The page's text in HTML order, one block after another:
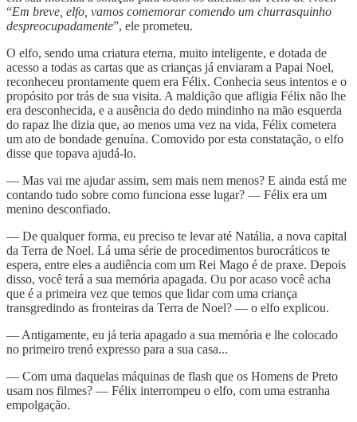
“Em breve, elfo, vamos comemorar comendo um churrasquinho
despreocupadamente”, ele prometeu.
O elfo, sendo uma criatura eterna, muito inteligente, e dotada de
acesso a todas as cartas que as crianças já enviaram a Papai Noel,
reconheceu prontamente quem era Félix. Conhecia seus intentos e o
propósito por trás de sua visita. A maldição que afligia Félix não lhe
era desconhecida, e a ausência do dedo mindinho na mão esquerda
do rapaz lhe dizia que, ao menos uma vez na vida, Félix cometera
um ato de bondade genuína. Comovido por esta constatação, o elfo
disse que topava ajudá-lo.
— Mas vai me ajudar assim, sem mais nem menos? E ainda está me
contando tudo sobre como funciona esse lugar? — Félix era um
menino desconfiado.
— De qualquer forma, eu preciso te levar até Natália, a nova capital
da Terra de Noel. Lá uma série de procedimentos burocráticos te
espera, entre eles a audiência com um Rei Mago é de praxe. Depois
disso, você terá a sua memória apagada. Ou por acaso você acha
que é a primeira vez que temos que lidar com uma criança
transgredindo as fronteiras da Terra de Noel? — o elfo explicou.
— Antigamente, eu já teria apagado a sua memória e lhe colocado
no primeiro trenó expresso para a sua casa...
— Com uma daquelas máquinas de flash que os Homens de Preto
usam nos filmes? — Félix interrompeu o elfo, com uma estranha
empolgação.